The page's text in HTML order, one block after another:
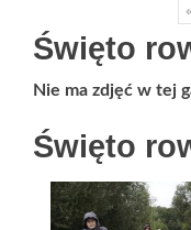
Święto
Nie ma zdjęć w tej
Święto